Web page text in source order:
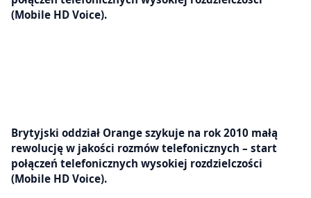
(Mobile HD Voice).
Brytyjski oddział Orange szykuje na rok 2010 małą
rewolucję w jakości rozmów telefonicznych – start
połączeń telefonicznych wysokiej rozdzielczości
(Mobile HD Voice).